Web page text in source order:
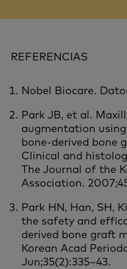
REFERENCIAS
Nobel Biocare.
Park JB, et al.
augmentation
bone-derived bone
Clinical and
The Journal of the
Association.
Park HN, Han, SH,
the safety and
derived bone graft
Korean Acad
Jun;35(2):335–43.